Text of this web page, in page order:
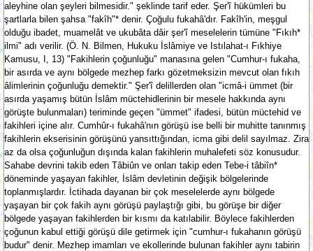
aleyhine olan şeyleri bilmesidir." şeklinde tarif eder. Şer'î hükümleri bu
şartlarla bilen şahsa "fakîh"* denir. Çoğulu fukahâ'dır. Fakîh'in, meşgul
olduğu ibadet, muamelât ve ukubâta dâir şer'î meselelerin tümüne "Fıkıh*
ilmi" adı verilir. (Ö. N. Bilmen, Hukuku İslâmiye ve Istılahat-ı Fıkhiye
Kamusu, I, 13) "Fakihlerin çoğunluğu" manasına gelen "Cumhur-ı fukaha,
bir asırda ve aynı bölgede mezhep farkı gözetmeksizin mevcut olan fıkıh
âlimlerinin çoğunluğu demektir." Şer'î delillerden olan "icmâ-i ümmet (bir
asırda yaşamış bütün İslâm müctehidlerinin bir mesele hakkında aynı
görüşte bulunmaları) teriminde geçen "ümmet" ifadesi, bütün müctehid ve
fakihleri içine alır. Cumhûr-ı fukahâ'nın görüşü ise belli bir muhitte tanınmış
fakihlerin ekserisinin görüşünü yansıttığından, icma gibi delil sayılmaz. Zira
az da olsa çoğunluğun dışında kalan fakihlerin muhalefeti söz konusudur.
Sahabe devrini takib eden Tâbiûn ve onları takip eden Tebe-i tâbiîn*
döneminde yaşayan fakihler, İslâm devletinin değişik bölgelerinde
toplanmışlardır. İctihada dayanan bir çok meselelerde aynı bölgede
yaşayan bir çok fakih aynı görüşü paylaştığı gibi, bu görüşe bir diğer
bölgede yaşayan fakihlerden bir kısmı da katılabilir. Böylece fakihlerden
çoğunun kabul ettiği görüşü dile getirmek için "cumhur-ı fukahanın görüşü
budur" denir. Mezhep imamları ve ekollerinde bulunan fakihler aynı tabirin